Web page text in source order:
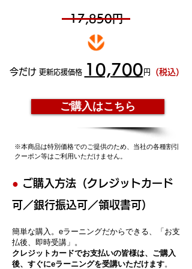
17,850円
今だけ 更新応援価格 10,700 円 （税込）
ご購入はこちら
※本商品は特別価格でのご提供のため、当社の各種割引
クーポン等はご利用いただけません。
● ご購入方法（クレジットカード
可／銀行振込可／領収書可）
簡単な購入。eラーニングだからできる、「お支
払後、即時受講」。
クレジットカードでお支払いの皆様は、ご購入
後、すぐにeラーニングを受講いただけます。